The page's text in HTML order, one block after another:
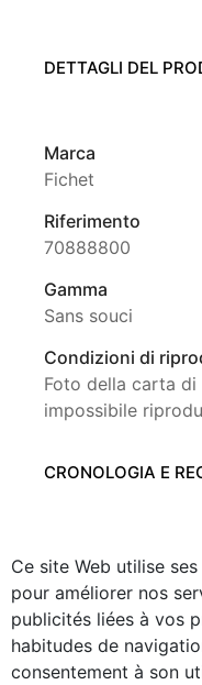
DETTAGLI DEL
Marca
Fichet
Riferimento
70888800
Gamma
Sans souci
Condizioni di
Foto della carta
impossibile
CRONOLOGIA E
Ce site Web utilise
pour améliorer nos
publicités liées à vos
habitudes de
consentement à son